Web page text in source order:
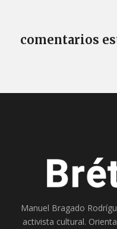
comentarios
Manuel Bragado
activista cultural.